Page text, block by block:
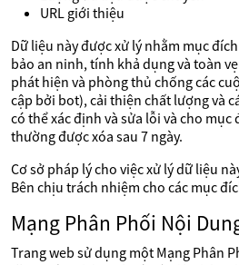
URL giới thiệu
Dữ liệu này được xử lý nhằm mục
bảo an ninh, tính khả dụng và toàn
phát hiện và phòng thủ chống các
cập bởi bot), cải thiện chất lượng và
có thể xác định và sửa lỗi và cho
thường được xóa sau 7 ngày.
Cơ sở pháp lý cho việc xử lý dữ liệu
Bên chịu trách nhiệm cho các mục
Mạng Phân Phối Nội
Trang web sử dụng một Mạng Phân